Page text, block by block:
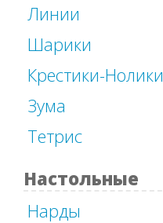
Линии
Шарики
Крестики-Нолики
Зума
Тетрис
Настольные
Нарды